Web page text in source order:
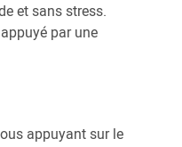
et sans stress.
par une
appuyant sur le